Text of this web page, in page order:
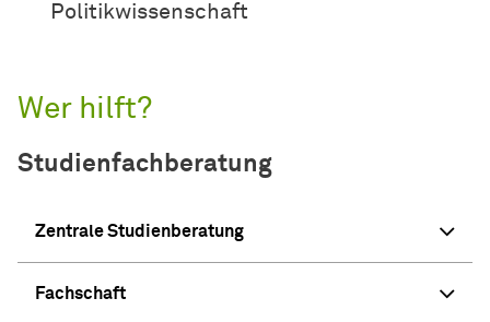
Politikwissenschaft
Wer hilft?
Studienfachberatung
Zentrale Studienberatung
Fachschaft